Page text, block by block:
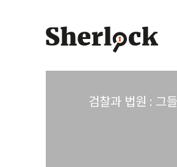
검찰과 법원 : 그